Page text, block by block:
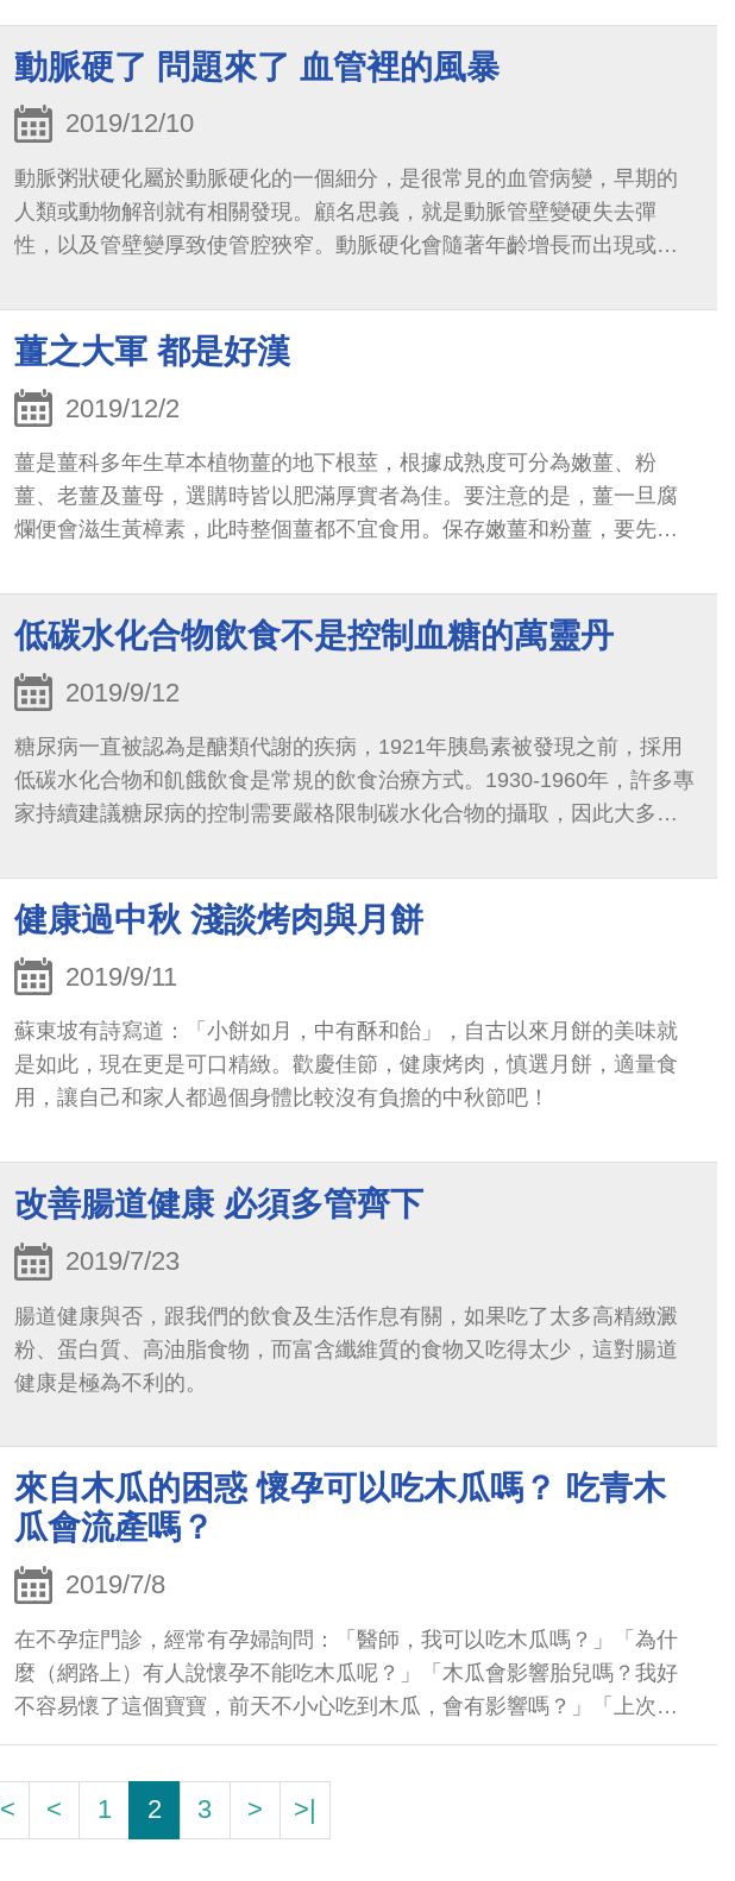
動脈硬了 問題來了 血管裡的風暴
2019/12/10
動脈粥狀硬化屬於動脈硬化的一個細分，是很常見的血管病變，早期的
人類或動物解剖就有相關發現。顧名思義，就是動脈管壁變硬失去彈
性，以及管壁變厚致使管腔狹窄。動脈硬化會隨著年齡增長而出現或加
薑之大軍 都是好漢
2019/12/2
薑是薑科多年生草本植物薑的地下根莖，根據成熟度可分為嫩薑、粉
薑、老薑及薑母，選購時皆以肥滿厚實者為佳。要注意的是，薑一旦腐
爛便會滋生黃樟素，此時整個薑都不宜食用。保存嫩薑和粉薑，要先用
低碳水化合物飲食不是控制血糖的萬靈丹
2019/9/12
糖尿病一直被認為是醣類代謝的疾病，1921年胰島素被發現之前，採用
低碳水化合物和飢餓飲食是常規的飲食治療方式。1930-1960年，許多專
家持續建議糖尿病的控制需要嚴格限制碳水化合物的攝取，因此大多數
健康過中秋 淺談烤肉與月餅
2019/9/11
蘇東坡有詩寫道：「小餅如月，中有酥和飴」，自古以來月餅的美味就
是如此，現在更是可口精緻。歡慶佳節，健康烤肉，慎選月餅，適量食
用，讓自己和家人都過個身體比較沒有負擔的中秋節吧！
改善腸道健康 必須多管齊下
2019/7/23
腸道健康與否，跟我們的飲食及生活作息有關，如果吃了太多高精緻澱
粉、蛋白質、高油脂食物，而富含纖維質的食物又吃得太少，這對腸道
健康是極為不利的。
來自木瓜的困惑 懷孕可以吃木瓜嗎？ 吃青木
瓜會流產嗎？
2019/7/8
在不孕症門診，經常有孕婦詢問：「醫師，我可以吃木瓜嗎？」「為什
麼（網路上）有人說懷孕不能吃木瓜呢？」「木瓜會影響胎兒嗎？我好
不容易懷了這個寶寶，前天不小心吃到木瓜，會有影響嗎？」「上次半
夜抽筋很不舒服，去看中醫師，開的藥單裡有木瓜，不知道會...
|< < 1 2 3 > >|